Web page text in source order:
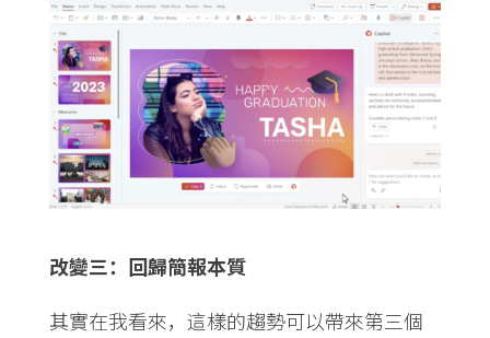
改變三：回歸簡報本質
其實在我看來，這樣的趨勢可以帶來第三個